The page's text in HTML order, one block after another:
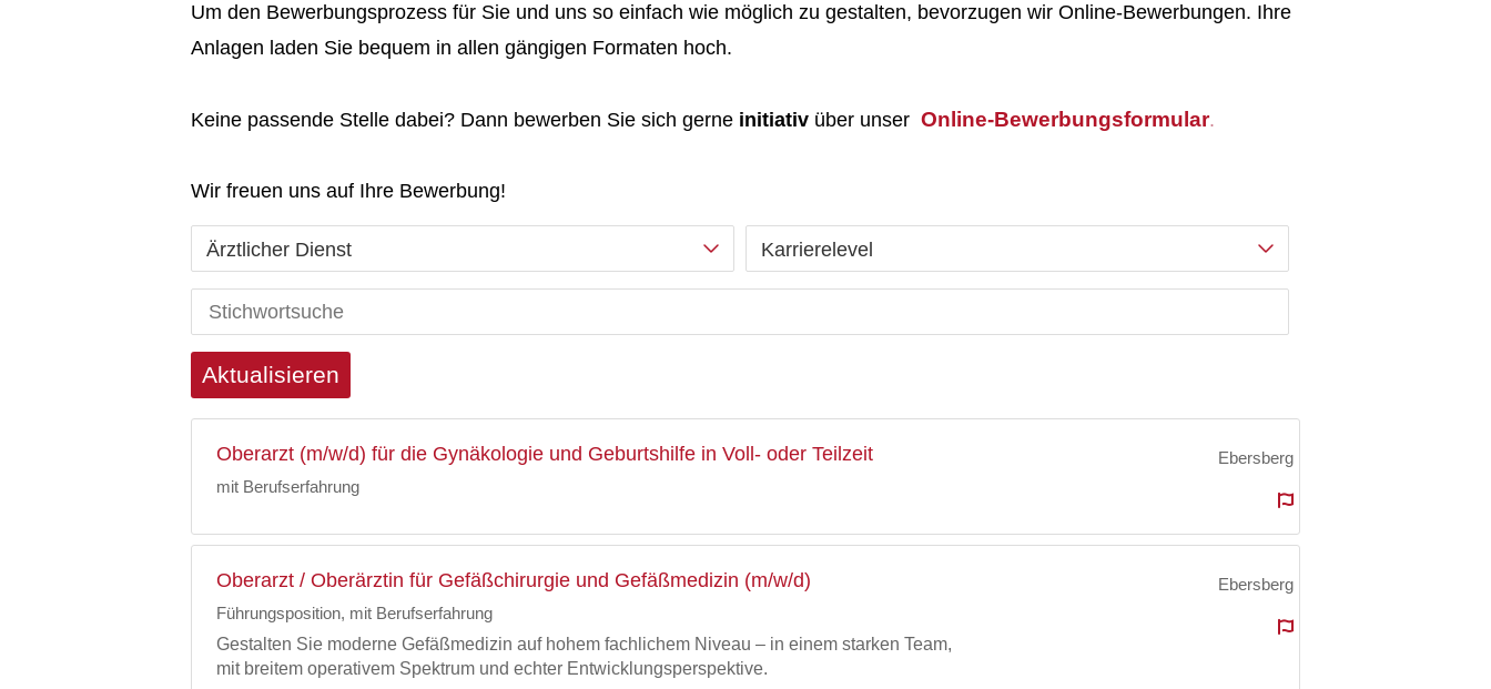
Um den Bewerbungsprozess für Sie und uns so einfach wie möglich zu gestalten, bevorzugen wir Online-Bewerbungen. Ihre
Anlagen laden Sie bequem in allen gängigen Formaten hoch.
Keine passende Stelle dabei? Dann bewerben Sie sich gerne initiativ über unser Online-Bewerbungsformular.
Wir freuen uns auf Ihre Bewerbung!
Ärztlicher Dienst Karrierelevel
Aktualisieren
Oberarzt (m/w/d) für die Gynäkologie und Geburtshilfe in Voll- oder Teilzeit
mit Berufserfahrung
Ebersberg
Oberarzt / Oberärztin für Gefäßchirurgie und Gefäßmedizin (m/w/d)
Führungsposition, mit Berufserfahrung
Gestalten Sie moderne Gefäßmedizin auf hohem fachlichem Niveau – in einem starken Team,
mit breitem operativem Spektrum und echter Entwicklungsperspektive.
Ebersberg